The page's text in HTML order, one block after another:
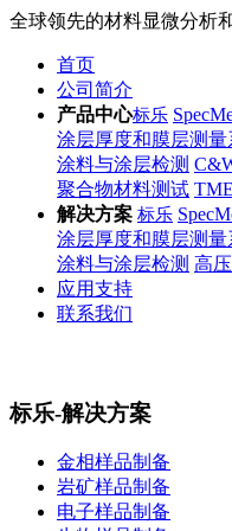
全球领先的材料显微分析
首页
公司简介
产品中心标乐
涂层厚度和膜层测量
涂料与涂层检测
聚合物材料测试
解决方案 标乐
涂层厚度和膜层测量
涂料与涂层检测 高
应用支持
联系我们
标乐-解决方案
金相样品制备
岩矿样品制备
电子样品制备